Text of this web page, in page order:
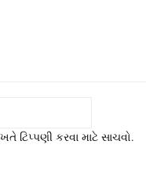
કરવા માટે સાચવો.